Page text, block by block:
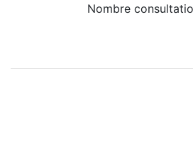
Nombre